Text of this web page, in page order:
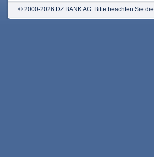
© 2000-2026 DZ BANK AG. Bitte beachten Sie die